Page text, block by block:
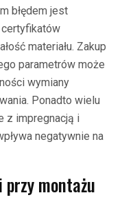
błędem jest
materiału. Zakup
parametrów może
wymiany
Ponadto wielu
z impregnacją i
negatywnie na
montażu